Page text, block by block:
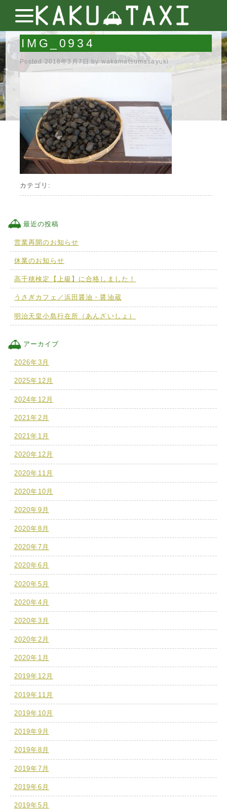
IMG_0934
Posted 2018年3月7日 by wakamatsumasayuki
カテゴリ:
最近の投稿
営業再開のお知らせ
休業のお知らせ
高千穂検定【上級】に合格しました！
うさぎカフェ／浜田醤油・醤油蔵
明治天皇小島行在所（あんざいしょ）
アーカイブ
2026年3月
2025年12月
2024年12月
2021年2月
2021年1月
2020年12月
2020年11月
2020年10月
2020年9月
2020年8月
2020年7月
2020年6月
2020年5月
2020年4月
2020年3月
2020年2月
2020年1月
2019年12月
2019年11月
2019年10月
2019年9月
2019年8月
2019年7月
2019年6月
2019年5月